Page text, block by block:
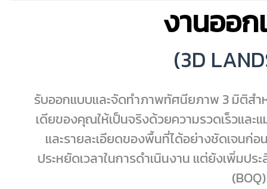
งานออ
(3D
รับออกแบบและจัดทำภาพทัศนียภาพ 3 มิติส
เดียของคุณให้เป็นจริงด้วยความรวดเร็วและ
และรายละเอียดของพื้นที่ได้อย่างชัดเจนก่
ประหยัดเวลาในการดำเนินงาน แต่ยังเพิ่มป